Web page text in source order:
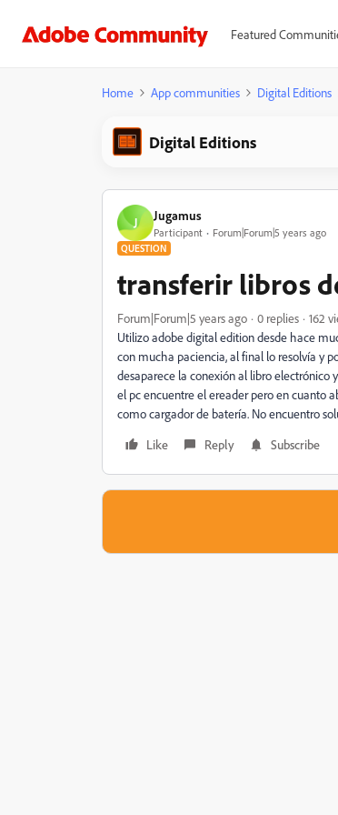
Featured
Home App communities Digital Editions
Digital Editions
J Jugamus
Participant Forum|Forum|5 years ago
QUESTION
transferir libros
Forum|Forum|5 years ago 0 replies
162
Utilizo adobe digital edition desde hace
con mucha paciencia, al final lo resolvía y
desaparece la conexión al libro electrónico
el pc encuentre el ereader pero en cuanto
como cargador de batería. No encuentro
Like
Reply Subscribe